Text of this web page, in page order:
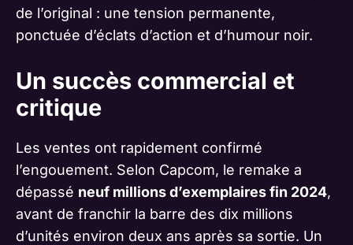
de l’original : une tension permanente,
ponctuée d’éclats d’action et d’humour noir.
Un succès commercial et
critique
Les ventes ont rapidement confirmé
l’engouement. Selon Capcom, le remake a
dépassé neuf millions d’exemplaires fin 2024,
avant de franchir la barre des dix millions
d’unités environ deux ans après sa sortie. Un